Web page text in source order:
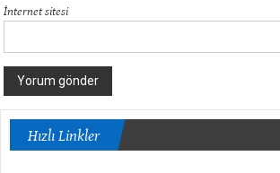
İnternet sitesi
Hızlı Linkler